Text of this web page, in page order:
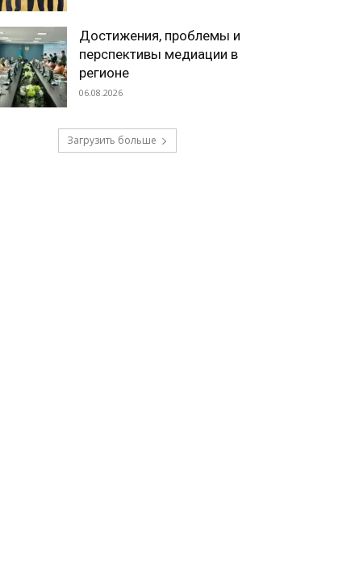
Достижения, проблемы и
перспективы медиации в
регионе
06.08.2026
Загрузить больше